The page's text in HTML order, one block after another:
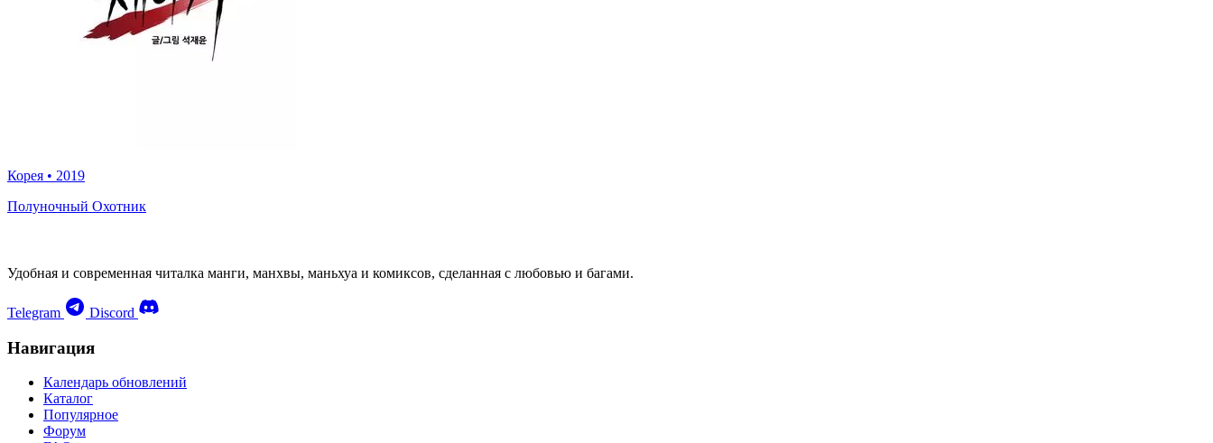
Корея • 2019
Полуночный Охотник
Удобная и современная читалка манги, манхвы, маньхуа и комиксов, сделанная с любовью и багами.
Telegram Discord
Навигация
Календарь обновлений
Каталог
Популярное
Форум